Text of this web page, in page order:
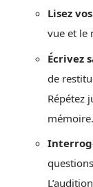
Lisez
vue et le
Écrivez
de
Répétez
mémoire.